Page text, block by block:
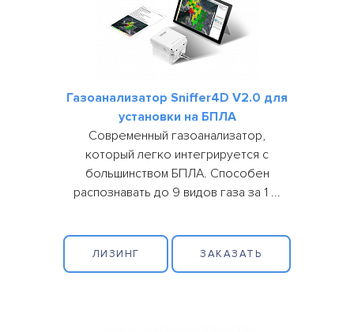
Газоанализатор Sniffer4D V2.0 для
установки на БПЛА
Современный газоанализатор,
который легко интегрируется с
большинством БПЛА. Способен
распознавать до 9 видов газа за 1 ...
ЛИЗИНГ ЗАКАЗАТЬ